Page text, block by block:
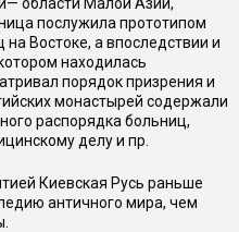
послужила прототипом
Востоке, а впоследствии и
находилась
порядок призрения и
монастырей содержали
распорядка больниц,
делу и пр.
Киевская Русь раньше
античного мира, чем